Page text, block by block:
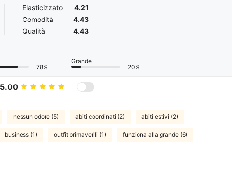
Elasticizzato
4.21
Comodità
4.43
Qualità
4.43
78%
Grande
20%
5.00
nessun odore (5) abiti coordinati (2) abiti estivi (2)
business (1) outfit primaverili (1) funziona alla grande (6)